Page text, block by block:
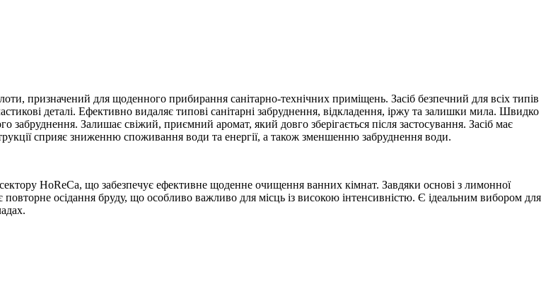
призначений для щоденного прибирання санітарно-технічних приміщень. Засіб безпечний для всіх типів
деталі. Ефективно видаляє типові санітарні забруднення, відкладення, іржу та залишки мила. Швидко
Залишає свіжий, приємний аромат, який довго зберігається після застосування. Засіб має
сприяє зниженню споживання води та енергії, а також зменшенню забруднення води.
HoReCa, що забезпечує ефективне щоденне очищення ванних кімнат. Завдяки основі з лимонної
повторне осідання бруду, що особливо важливо для місць із високою інтенсивністю. Є ідеальним вибором для